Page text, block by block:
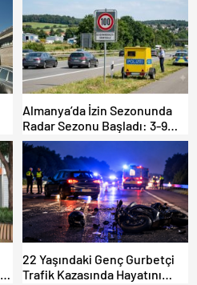
Almanya’da İzin Sezonunda
Radar Sezonu Başladı: 3-9
Ağustos’ta Radar Hız
Denetimi Yapılacak!
22 Yaşındaki Genç Gurbetçi
Trafik Kazasında Hayatını